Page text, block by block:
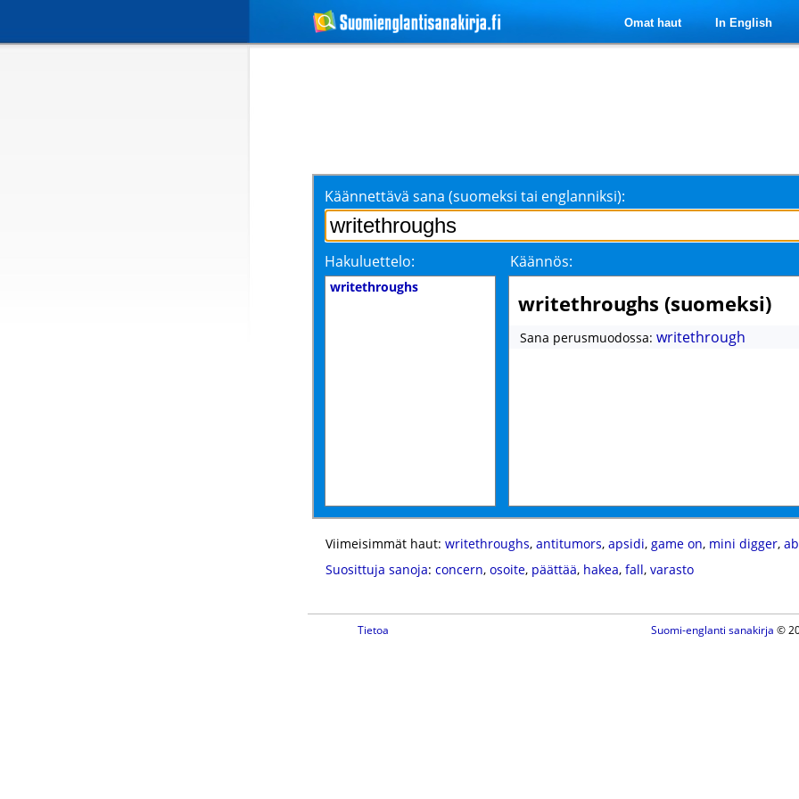
Omat haut In English
Käännettävä sana (suomeksi tai englanniksi):
Hakuluettelo: Käännös:
writethroughs
writethroughs (suomeksi)
Sana perusmuodossa: writethrough
Viimeisimmät haut: writethroughs, antitumors, apsidi, game on, mini digger,
Suosittuja sanoja: concern, osoite, päättää, hakea, fall, varasto
Tietoa Suomi-englanti sanakirja ©